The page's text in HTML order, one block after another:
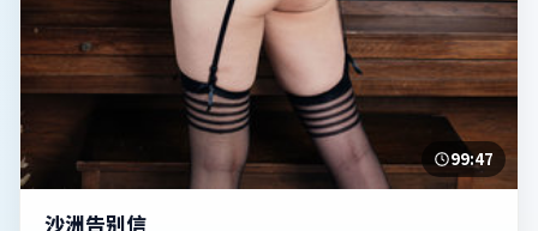
99:47
沙洲告别信